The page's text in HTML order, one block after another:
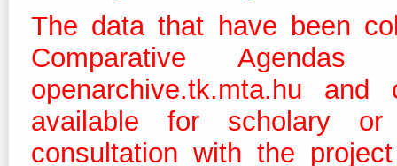
The data that have been
Comparative
openarchive.tk.mta.hu
available for scholary
consultation with the